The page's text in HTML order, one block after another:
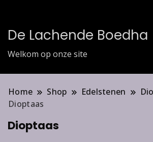
De Lachende Boedha
Welkom op onze site
Home Shop Edelstenen
Dioptaas
Dioptaas